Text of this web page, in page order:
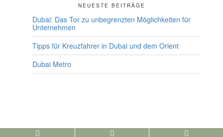
NEUESTE BEITRÄGE
Dubai: Das Tor zu unbegrenzten Möglichkeiten für
Unternehmen
Tipps für Kreuzfahrer in Dubai und dem Orient
Dubai Metro